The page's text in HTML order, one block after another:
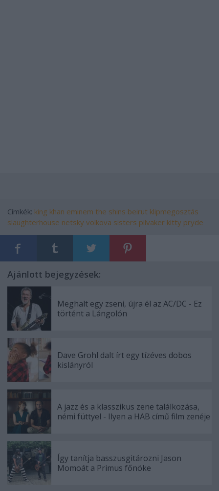
Címkék: king khan eminem the shins beirut klipmegosztás
slaughterhouse netsky volkova sisters pilvaker kitty pryde
Ajánlott bejegyzések:
Meghalt egy zseni, újra él az AC/DC - Ez
történt a Lángolón
Dave Grohl dalt írt egy tízéves dobos
kislányról
A jazz és a klasszikus zene találkozása,
némi füttyel - Ilyen a HAB című film zenéje
Így tanítja basszusgitározni Jason
Momoát a Primus főnöke